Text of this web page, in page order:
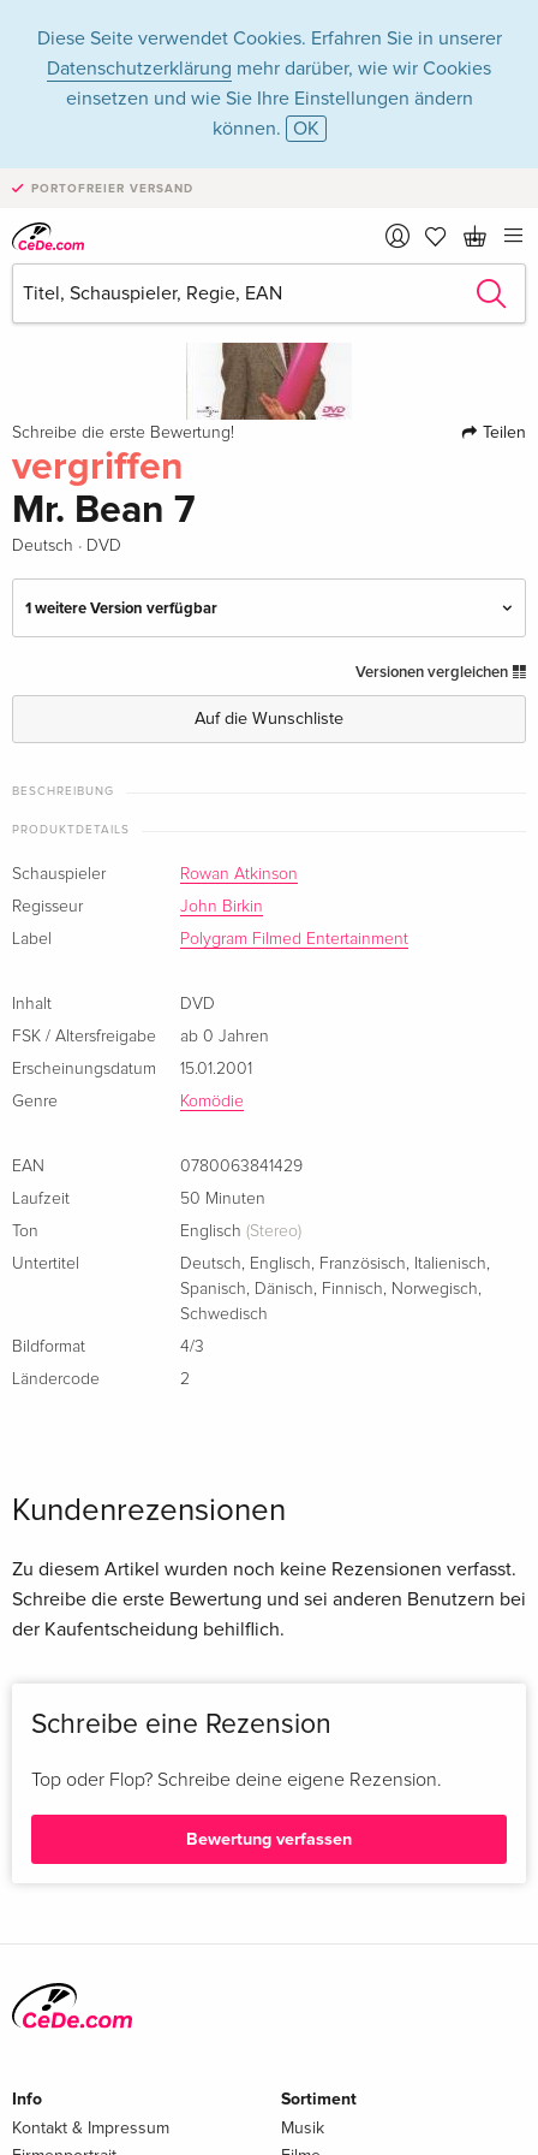
Diese Seite verwendet Cookies. Erfahren Sie in unserer
Datenschutzerklärung mehr darüber, wie wir Cookies
einsetzen und wie Sie Ihre Einstellungen ändern
können. OK
PORTOFREIER VERSAND
Schreibe die erste Bewertung! Teilen
vergriffen
Mr. Bean 7
Deutsch · DVD
1 weitere Version verfügbar
vergriffen
Versionen vergleichen
Auf die Wunschliste
BESCHREIBUNG
PRODUKTDETAILS
Schauspieler
Rowan Atkinson
Regisseur
John Birkin
Label
Polygram Filmed Entertainment
Inhalt
DVD
FSK / Altersfreigabe
ab 0 Jahren
Erscheinungsdatum
15.01.2001
Genre
Komödie
EAN
0780063841429
Laufzeit
50 Minuten
Ton
Englisch (Stereo)
Untertitel
Deutsch, Englisch, Französisch, Italienisch,
Spanisch, Dänisch, Finnisch, Norwegisch,
Schwedisch
Bildformat
4/3
Ländercode
2
Kundenrezensionen
Zu diesem Artikel wurden noch keine Rezensionen verfasst.
Schreibe die erste Bewertung und sei anderen Benutzern bei
der Kaufentscheidung behilflich.
Schreibe eine Rezension
Top oder Flop? Schreibe deine eigene Rezension.
Bewertung verfassen
Info
Kontakt & Impressum
Sortiment
Musik